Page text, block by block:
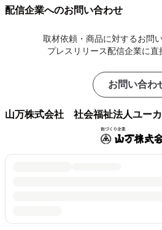
配信企業へのお問い合わせ
取材依頼・商品に対するお問
プレスリリース配信企業に直
お問い合わ
山万株式会社 社会福祉法人ユー